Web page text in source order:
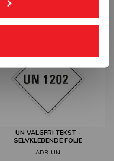
Frakr 88,75
UN VALGFRI TEKST -
SELVKLEBENDE FOLIE
ADR-UN